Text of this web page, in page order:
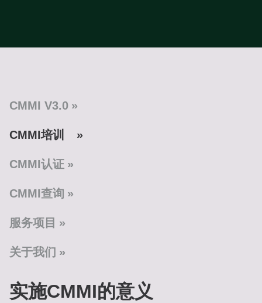
CMMI V3.0
CMMI培训
CMMI认证
CMMI查询
服务项目
关于我们
实施CMMI的意义